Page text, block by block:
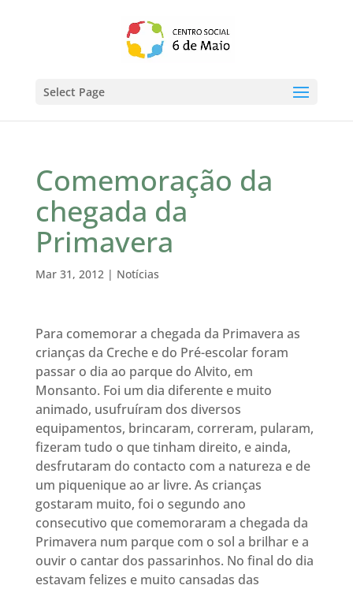
Select Page
Comemoração da
chegada da
Primavera
Mar 31, 2012| Notícias
Para comemorar a chegada da Primavera as
crianças da Creche e do Pré-escolar foram
passar o dia ao parque do Alvito, em
Monsanto. Foi um dia diferente e muito
animado, usufruíram dos diversos
equipamentos, brincaram, correram, pularam,
fizeram tudo o que tinham direito, e ainda,
desfrutaram do contacto com a natureza e de
um piquenique ao ar livre. As crianças
gostaram muito, foi o segundo ano
consecutivo que comemoraram a chegada da
Primavera num parque com o sol a brilhar e a
ouvir o cantar dos passarinhos. No final do dia
estavam felizes e muito cansadas das